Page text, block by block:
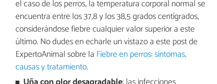
el caso de los perros, la temperatura corporal normal se
encuentra entre los 37,8 y los 38,5 grados centígrados,
considerándose fiebre cualquier valor superior a este
último. No dudes en echarle un vistazo a este post de
ExpertoAnimal sobre la Fiebre en perros: síntomas,
causas y tratamiento.